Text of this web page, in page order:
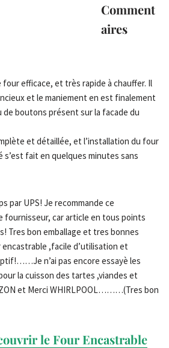
Comment
aires
four efficace, et très rapide à chauffer. Il
et le maniement en est finalement
de boutons présent sur la facade du
et détaillée, et l’installation du four
s’est fait en quelques minutes sans
par UPS! Je recommande ce
fournisseur, car article en tous points
Tres bon emballage et tres bonnes
,facile d’utilisation et
n’ai pas encore essayè les
la cuisson des tartes ,viandes et
et Merci WHIRLPOOL………(Tres bon
le Four Encastrable